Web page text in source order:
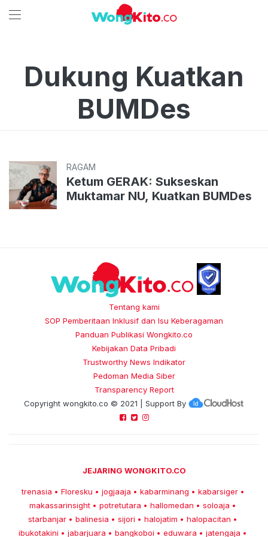
Dukung Kuatkan
BUMDes
RAGAM
Ketum GERAK: Sukseskan
Muktamar NU, Kuatkan BUMDes
Tentang kami
SOP Pemberitaan Inklusif dan Isu Keberagaman
Panduan Publikasi Wongkito.co
Kebijakan Data Pribadi
Trustworthy News Indikator
Pedoman Media Siber
Transparency Report
Copyright wongkito.co © 2021 | Support By
JEJARING WONGKITO.CO
trenasia • Floresku • jogjaaja • kabarminang • kabarsiger •
makassarinsight • potretutara • hallomedan • soloaja •
starbanjar • balinesia • sijori • halojatim • halopacitan •
ibukotakini • jabarjuara • bangkoboi • eduwara • jatengaja •